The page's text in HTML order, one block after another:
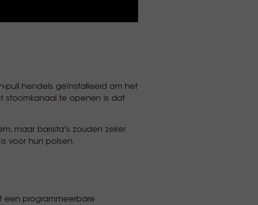
pull hendels geïnstalleerd om het
stoomkanaal te openen is dat
maar barista's zouden zeker
voor hun polsen.
een programmeerbare